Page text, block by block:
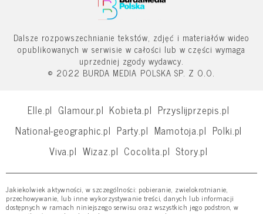
Dalsze rozpowszechnianie tekstów, zdjęć i materiałów wideo
opublikowanych w serwisie w całości lub w części wymaga
uprzedniej zgody wydawcy.
© 2022 BURDA MEDIA POLSKA SP. Z O.O.
Elle.pl Glamour.pl Kobieta.pl Przyslijprzepis.pl
National-geographic.pl Party.pl Mamotoja.pl Polki.pl
Viva.pl Wizaz.pl Cocolita.pl Story.pl
Jakiekolwiek aktywności, w szczególności: pobieranie, zwielokrotnianie,
przechowywanie, lub inne wykorzystywanie treści, danych lub informacji
dostępnych w ramach niniejszego serwisu oraz wszystkich jego podstron, w